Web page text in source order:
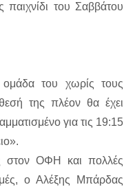
του Σαββάτου
ομάδα του χωρίς τους
της πλέον θα έχει
για τις 19:15
στον ΟΦΗ και πολλές
ο Αλέξης Μπάρδας